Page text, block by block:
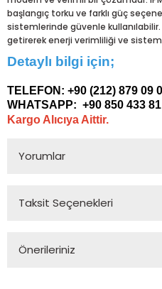
başlangıç torku ve farklı güç
sistemlerinde güvenle
getirerek enerji verimliliği ve sistem
Detaylı bilgi için;
TELEFON: +90 (212) 879 09
WHATSAPP: +90 850 433
Kargo Alıcıya Aittir.
Yorumlar
Taksit Seçenekleri
Önerileriniz